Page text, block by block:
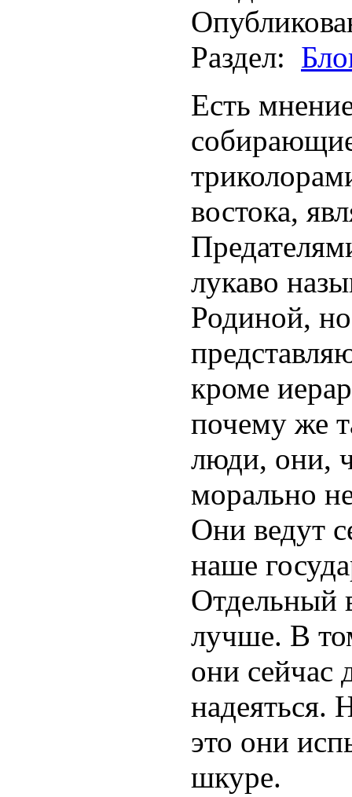
Раздел:
Есть
востока,
лукаво
Родиной,
кроме
почему же
люди, они,
морально
Они ведут
наше
Отдельный
лучше. В
они сейчас
надеяться.
это они
шкуре.